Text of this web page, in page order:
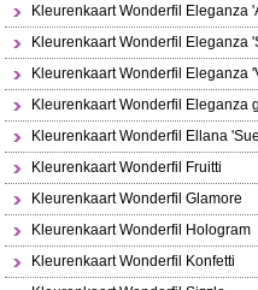
Kleurenkaart Wonderfil Eleganza
Kleurenkaart Wonderfil Eleganza
Kleurenkaart Wonderfil Eleganza
Kleurenkaart Wonderfil Eleganza
Kleurenkaart Wonderfil Ellana
Kleurenkaart Wonderfil Fruitti
Kleurenkaart Wonderfil Glamore
Kleurenkaart Wonderfil Hologram
Kleurenkaart Wonderfil Konfetti